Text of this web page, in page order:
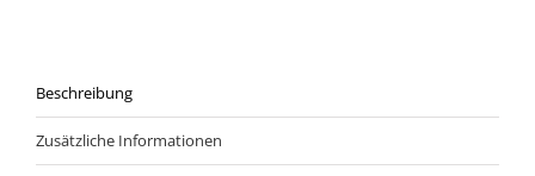
Beschreibung
Zusätzliche Informationen